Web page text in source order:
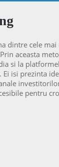
dintre cele
aceasta
si la
isi prezinta
pentru